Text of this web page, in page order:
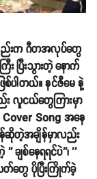
တည်းက ဂီတအလုပ်တွေ
ပြီးသွားတဲ့ နောက်
စ်ပါတယ်။ နင်ဇီမေ နဲ့
လူငယ်တွေကြားမှာ
Song အနေ
ဆိုတဲ့အချိန်မှာလည်း
ျစ်နေရရင်ပဲ''၊ ''
တ်တွေ ပိုပြီးကြိုက်ခဲ့